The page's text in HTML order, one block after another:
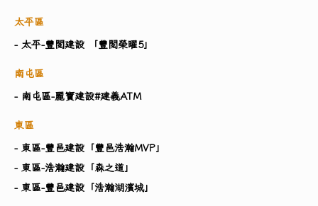
太平區
- 太平-豐閱建設 「豐閱榮曜5」
南屯區
- 南屯區-麗寶建設#建義ATM
東區
- 東區-豐邑建設「豐邑浩瀚MVP」
- 東區-浩瀚建設「森之道」
- 東區-豐邑建設「浩瀚湖濱城」